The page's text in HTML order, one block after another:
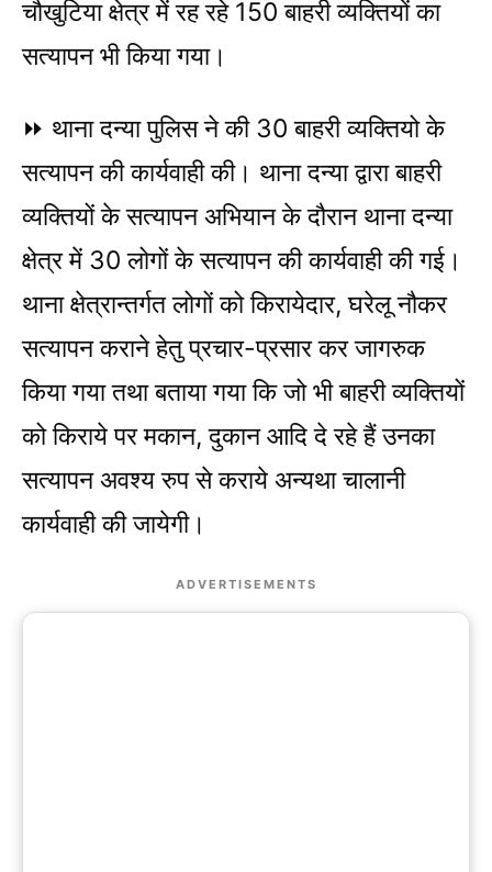
चौखुटिया क्षेत्र में रह रहे 150 बाहरी व्यक्तियों का
सत्यापन भी किया गया।
⏩ थाना दन्या पुलिस ने की 30 बाहरी व्यक्तियो के
सत्यापन की कार्यवाही की। थाना दन्या द्वारा बाहरी
व्यक्तियों के सत्यापन अभियान के दौरान थाना दन्या
क्षेत्र में 30 लोगों के सत्यापन की कार्यवाही की गई।
थाना क्षेत्रान्तर्गत लोगों को किरायेदार, घरेलू नौकर
सत्यापन कराने हेतु प्रचार-प्रसार कर जागरुक
किया गया तथा बताया गया कि जो भी बाहरी व्यक्तियों
को किराये पर मकान, दुकान आदि दे रहे हैं उनका
सत्यापन अवश्य रुप से कराये अन्यथा चालानी
कार्यवाही की जायेगी।
ADVERTISEMENTS